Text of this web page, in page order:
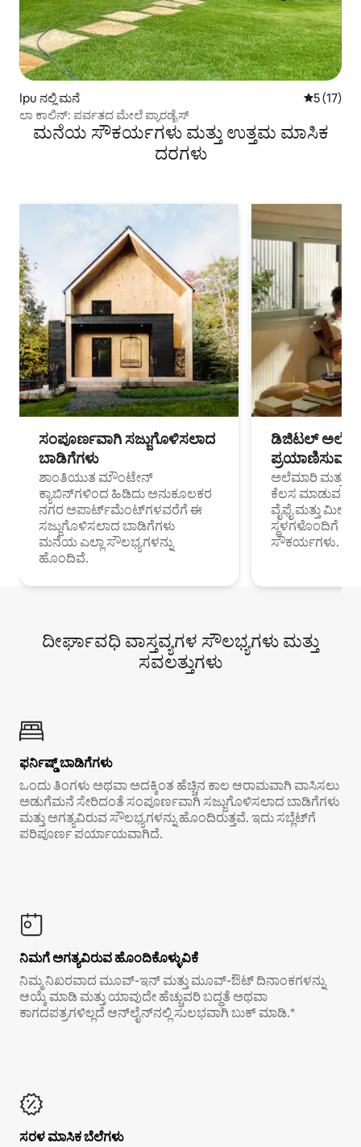
Ipu ನಲ್ಲಿ ಮನೆ 5 ರಲ್ಲಿ 5
5 (17)
ಲಾ ಕಾಲಿನ್: ಪರ್ವತದ ಮೇಲೆ ಪ್ಯಾರಡೈಸ್
ಮನೆಯ ಸೌಕರ್ಯಗಳು ಮತ್ತು ಉತ್ತಮ ಮಾಸಿಕ
ದರಗಳು
ಸಂಪೂರ್ಣವಾಗಿ ಸಜ್ಜುಗೊಳಿಸಲಾದ
ಬಾಡಿಗೆಗಳು
ಶಾಂತಿಯುತ ಮೌಂಟೇನ್
ಕ್ಯಾಬಿನ್‌ಗಳಿಂದ ಹಿಡಿದು ಅನುಕೂಲಕರ
ನಗರ ಅಪಾರ್ಟ್‌ಮೆಂಟ್‌ಗಳವರೆಗೆ ಈ
ಸಜ್ಜುಗೊಳಿಸಲಾದ ಬಾಡಿಗೆಗಳು
ಮನೆಯ ಎಲ್ಲಾ ಸೌಲಭ್ಯಗಳನ್ನು
ಹೊಂದಿವೆ.
ಡಿಜಿಟಲ್
ಪ್ರಯಾಣಿಸುವ
ಅಲೆಮಾರಿ ಮತ್ತು
ಕೆಲಸ ಮಾಡುವ
ವೈಫೈ ಮತ್ತು
ಸ್ಥಳಗಳೊಂದಿಗೆ
ಸೌಕರ್ಯಗಳು.
ದೀರ್ಘಾವಧಿ ವಾಸ್ತವ್ಯಗಳ ಸೌಲಭ್ಯಗಳು ಮತ್ತು
ಸವಲತ್ತುಗಳು
ಫರ್ನಿಷ್ಡ್ ಬಾಡಿಗೆಗಳು
ಒಂದು ತಿಂಗಳು ಅಥವಾ ಅದಕ್ಕಿಂತ ಹೆಚ್ಚಿನ ಕಾಲ ಆರಾಮವಾಗಿ ವಾಸಿಸಲು
ಅಡುಗೆಮನೆ ಸೇರಿದಂತೆ ಸಂಪೂರ್ಣವಾಗಿ ಸಜ್ಜುಗೊಳಿಸಲಾದ ಬಾಡಿಗೆಗಳು
ಮತ್ತು ಅಗತ್ಯವಿರುವ ಸೌಲಭ್ಯಗಳನ್ನು ಹೊಂದಿರುತ್ತವೆ. ಇದು ಸಬ್ಲೆಟ್‌ಗೆ
ಪರಿಪೂರ್ಣ ಪರ್ಯಾಯವಾಗಿದೆ.
ನಿಮಗೆ ಅಗತ್ಯವಿರುವ ಹೊಂದಿಕೊಳ್ಳುವಿಕೆ
ನಿಮ್ಮ ನಿಖರವಾದ ಮೂವ್-ಇನ್ ಮತ್ತು ಮೂವ್-ಔಟ್ ದಿನಾಂಕಗಳನ್ನು
ಆಯ್ಕೆ ಮಾಡಿ ಮತ್ತು ಯಾವುದೇ ಹೆಚ್ಚುವರಿ ಬದ್ಧತೆ ಅಥವಾ
ಕಾಗದಪತ್ರಗಳಿಲ್ಲದೆ ಆನ್‌ಲೈನ್‌ನಲ್ಲಿ ಸುಲಭವಾಗಿ ಬುಕ್ ಮಾಡಿ.*
ಸರಳ ಮಾಸಿಕ ಬೆಲೆಗಳು